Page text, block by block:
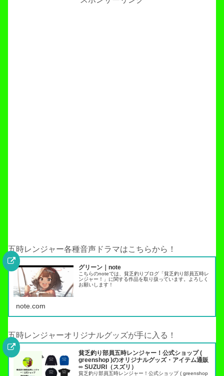
五時レンジャー各種音声ドラマはこちらから！
グリーン｜note
こちらのnoteでは、貧乏釣りブログ「貧乏釣り部員五時レ
ンジャー！」に関する作品を取り扱っています。よろしく
お願いします！
note.com
五時レンジャーオリジナルグッズが手に入る！
貧乏釣り部員五時レンジャー！公式ショップ (
greenshop )のオリジナルグッズ・アイテム通販
∞ SUZURI（スズリ）
貧乏釣り部員五時レンジャー！公式ショップ ( greenshop